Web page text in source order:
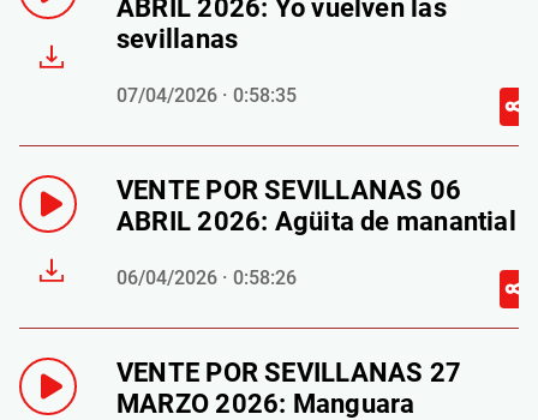
ABRIL 2026: Yo vuelven las
sevillanas
07/04/2026 · 0:58:35
VENTE POR SEVILLANAS 06
ABRIL 2026: Agüita de manantial
06/04/2026 · 0:58:26
VENTE POR SEVILLANAS 27
MARZO 2026: Manguara